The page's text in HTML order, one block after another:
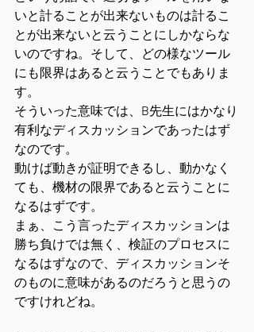
いと計ることが出来ないものは計るこ
とが出来ないと云うことにしかならな
いのですね。そして、どの様なツール
にも限界はあると云うことでもありま
す。
そういった意味では、B先生にはかなり
有利なディスカッションであったはず
なのです。
動けば動きが証明できるし、動かなく
ても、機材の限界であると云うことに
なるはずです。
まぁ、こう言ったディスカッションは
勝ち負けでは無く、検証のプロセスに
なるはずなので、ディスカッションそ
のものに意味があるのだろうと思うの
ですけれどね。